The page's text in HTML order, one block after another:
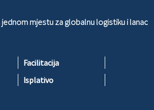
mjestu za globalnu logistiku i lanac
Facilitacija
Isplativo